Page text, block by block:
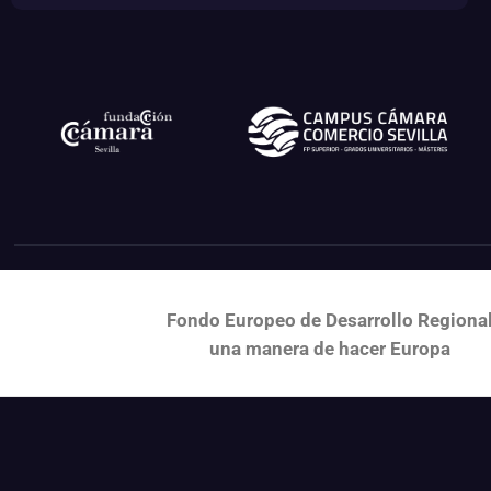
Fondo Europeo de Desarrollo
una manera de hacer Europa